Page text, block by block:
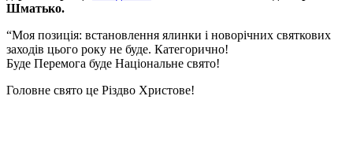
Шматько.
“Моя позиція: встановлення ялинки і новорічних святкових
заходів цього року не буде. Категорично!
Буде Перемога буде Національне свято!
Головне свято це Різдво Христове!